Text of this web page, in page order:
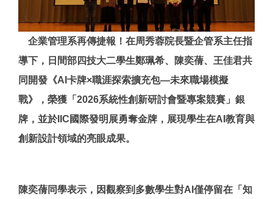
企業管理系再傳捷報！在周秀蓉院長暨企管系主任指
導下，日間部四技大二學生鄭珮希、陳奕蒨、王佳君共
同開發《AI卡牌×職涯探索擴充包—未來職場模擬
戰》，榮獲「2026系統性創新研討會暨專案競賽」銀
牌，並於IIC國際發明展勇奪金牌，展現學生在AI教育與
創新設計領域的亮眼成果。
陳奕蒨同學表示，因觀察到多數學生對AI僅停留在「知